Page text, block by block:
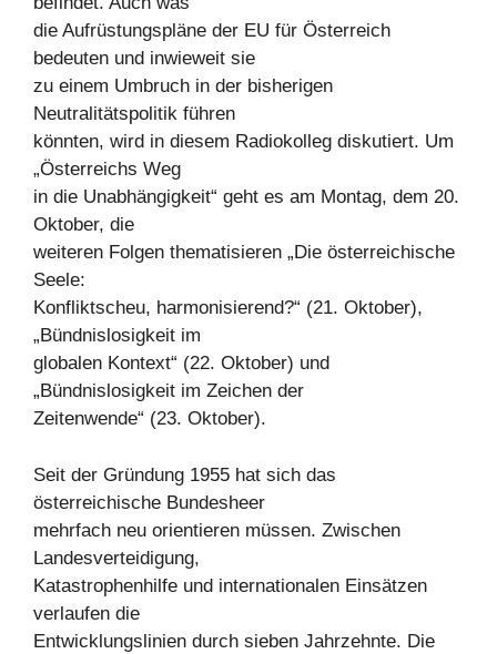
die Aufrüstungspläne der EU für Österreich
bedeuten und inwieweit sie
zu einem Umbruch in der bisherigen
Neutralitätspolitik führen
könnten, wird in diesem Radiokolleg diskutiert. Um
„Österreichs Weg
in die Unabhängigkeit“ geht es am Montag, dem 20.
Oktober, die
weiteren Folgen thematisieren „Die österreichische
Seele:
Konfliktscheu, harmonisierend?“ (21. Oktober),
„Bündnislosigkeit im
globalen Kontext“ (22. Oktober) und
„Bündnislosigkeit im Zeichen der
Zeitenwende“ (23. Oktober).
Seit der Gründung 1955 hat sich das
österreichische Bundesheer
mehrfach neu orientieren müssen. Zwischen
Landesverteidigung,
Katastrophenhilfe und internationalen Einsätzen
verlaufen die
Entwicklungslinien durch sieben Jahrzehnte. Die